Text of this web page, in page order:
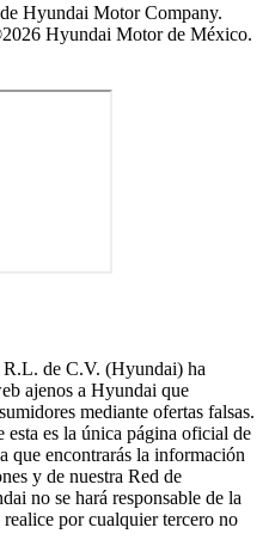
Hyundai Motor Company.
Hyundai Motor de México.
de C.V. (Hyundai) ha
ajenos a Hyundai que
mediante ofertas falsas.
esta es la única página oficial de
que encontrarás la información
y de nuestra Red de
no se hará responsable de la
por cualquier tercero no